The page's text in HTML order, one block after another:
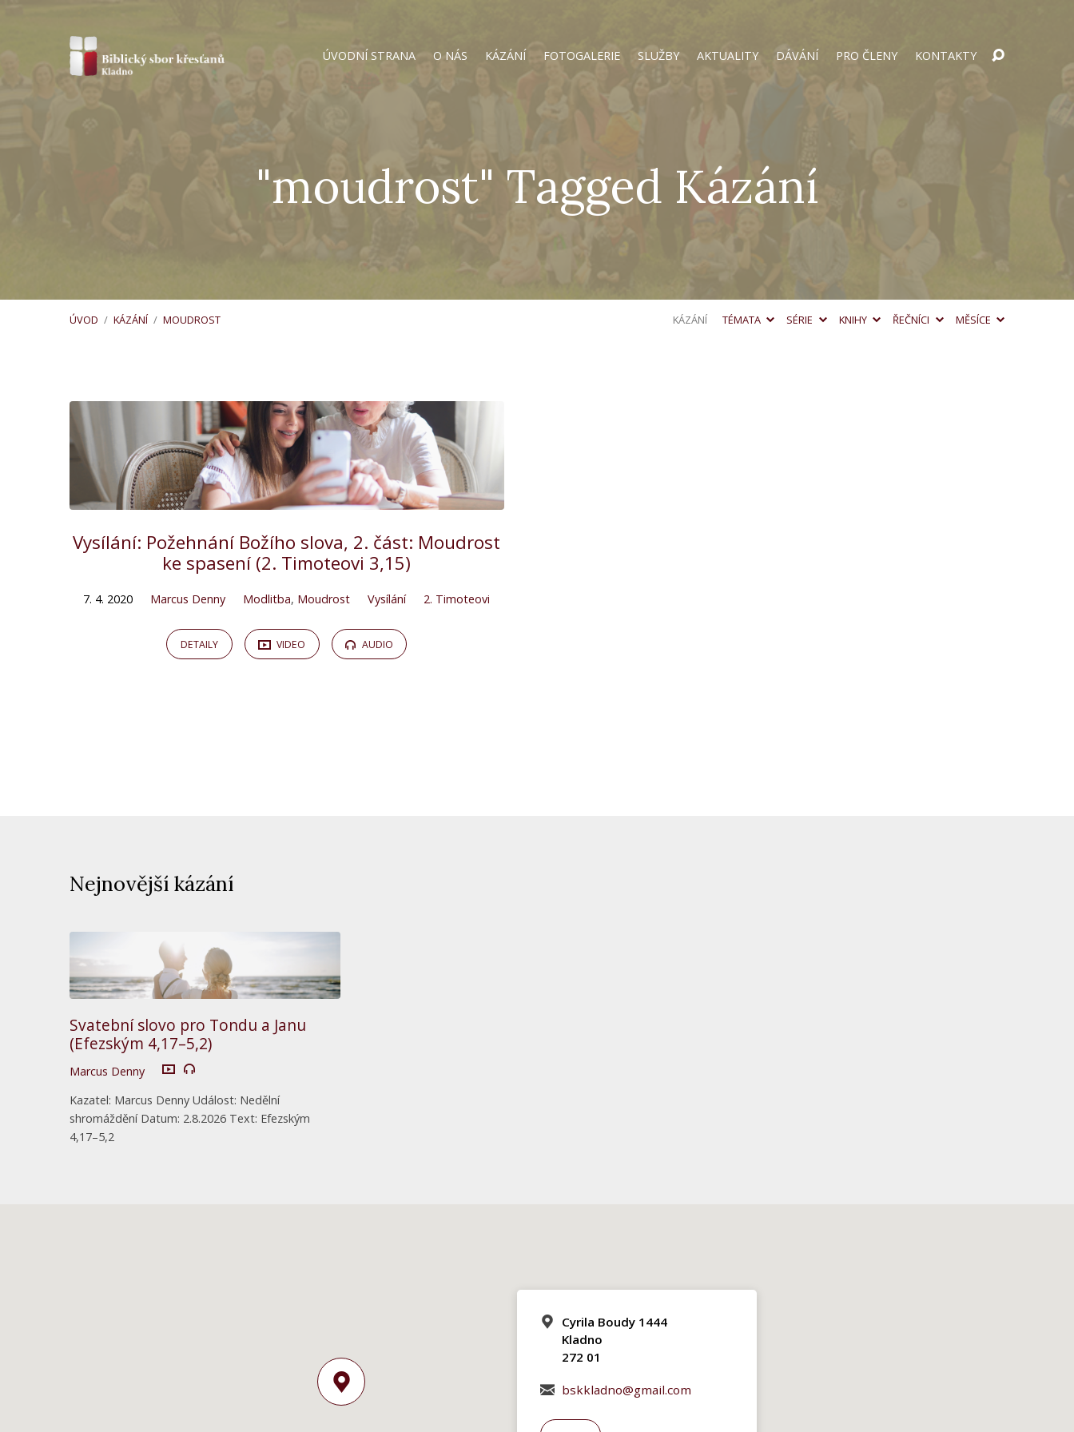
ÚVODNÍ STRANA O NÁS KÁZÁNÍ FOTOGALERIE SLUŽBY AKTUALITY DÁVÁNÍ PRO ČLENY KONTAKTY
"moudrost" Tagged Kázání
ÚVOD / KÁZÁNÍ / MOUDROST KÁZÁNÍ TÉMATA SÉRIE KNIHY ŘEČNÍCI MĚSÍCE
"moudrost"
Tagged
Kázání
Vysílání: Požehnání Božího slova, 2. část: Moudrost
ke spasení (2. Timoteovi 3,15)
7. 4. 2020 Marcus Denny Modlitba, Moudrost Vysílání 2. Timoteovi
DETAILY VIDEO AUDIO
Nejnovější kázání
Svatební slovo pro Tondu a Janu
(Efezským 4,17–5,2)
Marcus Denny
Kazatel: Marcus Denny Událost: Nedělní
shromáždění Datum: 2.8.2026 Text: Efezským
4,17–5,2
Cyrila Boudy 1444
Kladno
272 01
bskkladno@gmail.com